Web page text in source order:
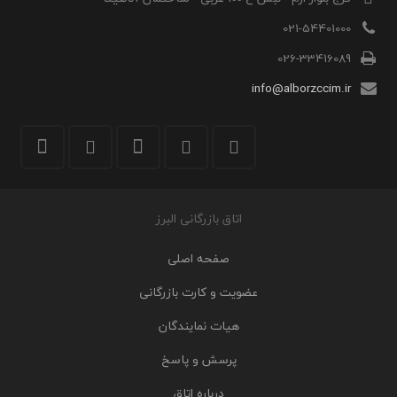
021-54401000
026-33416089
info@alborzccim.ir
اتاق بازرگانی البرز
صفحه اصلی
عضویت و کارت بازرگانی
هیات نمایندگان
پرسش و پاسخ
درباره اتاق